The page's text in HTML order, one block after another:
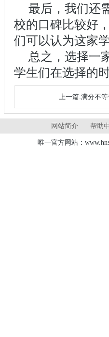
最后，我们还
校的口碑比较好
们可以认为这家
总之，选择一
学生们在选择的
上一篇:满分不
网站简介 帮助
唯一官方网站：